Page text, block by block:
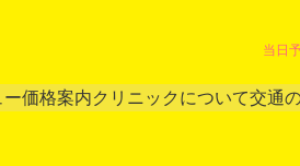
当日
ー価格案内クリニックについて交通